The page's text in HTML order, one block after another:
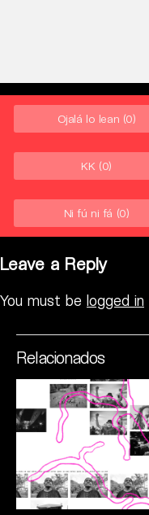
Ojalá lo lean (0)
KK (0)
Ni fú ni fá (0)
Leave a Reply
You must be logged in
Relacionados